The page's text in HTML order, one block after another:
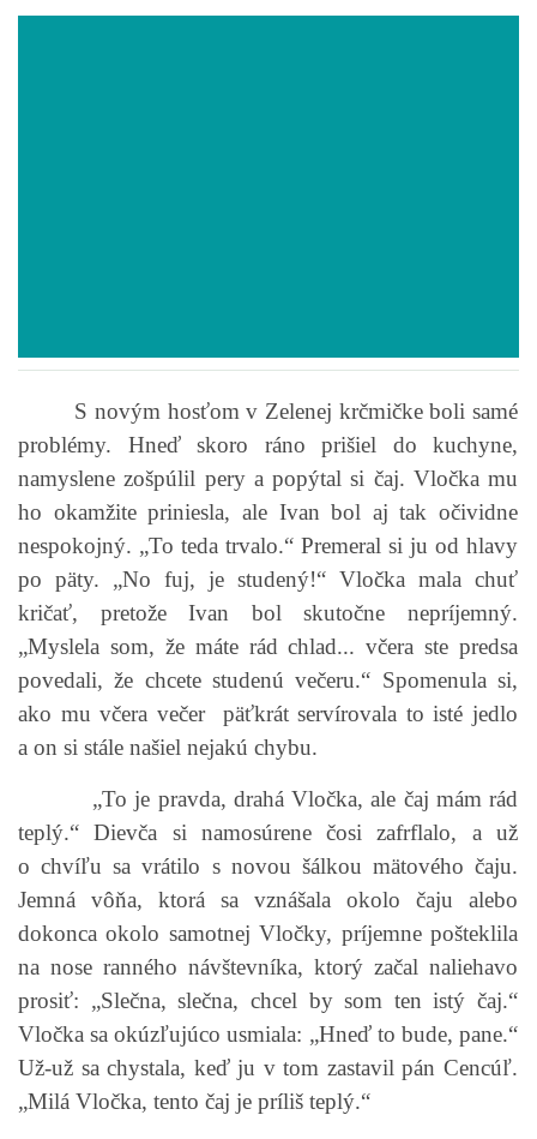
TARA
VÍLA NA BRONZOVEJ ULICI
VLČÍ MOR
bludicka.cirezlo@gmail.com
Príbehy a poviedky na tejto stránke sú duševným
vlastníctvom autorov. Všetky práva vyhradené.
Hore ↑
S novým hosťom v Zelenej krčmičke boli samé
problémy. Hneď skoro ráno prišiel do kuchyne,
namyslene zošpúlil pery a popýtal si čaj. Vločka mu
ho okamžite priniesla, ale Ivan bol aj tak očividne
nespokojný. „To teda trvalo.“ Premeral si ju od hlavy
po päty. „No fuj, je studený!“ Vločka mala chuť
kričať, pretože Ivan bol skutočne nepríjemný.
„Myslela som, že máte rád chlad... včera ste predsa
povedali, že chcete studenú večeru.“ Spomenula si,
ako mu včera večer päťkrát servírovala to isté jedlo
a on si stále našiel nejakú chybu.
„To je pravda, drahá Vločka, ale čaj mám rád
teplý.“ Dievča si namosúrene čosi zafrflalo, a už
o chvíľu sa vrátilo s novou šálkou mätového čaju.
Jemná vôňa, ktorá sa vznášala okolo čaju alebo
dokonca okolo samotnej Vločky, príjemne pošteklila
na nose ranného návštevníka, ktorý začal naliehavo
prosiť: „Slečna, slečna, chcel by som ten istý čaj.“
Vločka sa okúzľujúco usmiala: „Hneď to bude, pane.“
Už-už sa chystala, keď ju v tom zastavil pán Cencúľ.
„Milá Vločka, tento čaj je príliš teplý.“